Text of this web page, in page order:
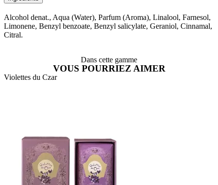
Alcohol denat., Aqua (Water), Parfum (Aroma), Linalool, Farnesol,
Limonene, Benzyl benzoate, Benzyl salicylate, Geraniol, Cinnamal,
Citral.
Dans cette gamme
VOUS POURRIEZ AIMER
Violettes du Czar